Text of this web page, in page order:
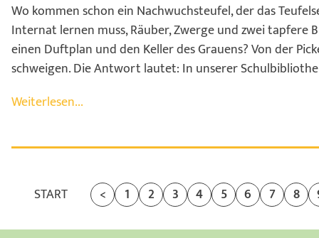
Wo kommen schon ein Nachwuchsteufel, der das
Internat lernen muss, Räuber, Zwerge und zwei tapfere
einen Duftplan und den Keller des Grauens? Von der
schweigen. Die Antwort lautet: In unserer
Weiterlesen...
START < 1 2 3 4 5 6 7 8